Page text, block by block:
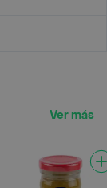
Ver más